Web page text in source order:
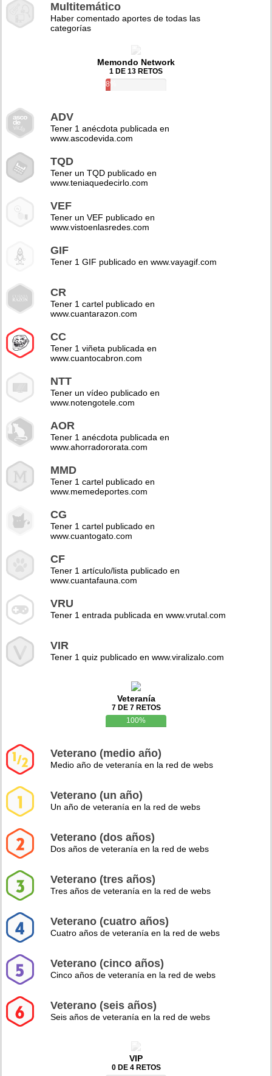
Multitemático
Haber comentado aportes de todas las
categorías
Memondo Network
1 DE 13 RETOS
8%
ADV
Tener 1 anécdota publicada en
www.ascodevida.com
TQD
Tener un TQD publicado en
www.teniaquedecirlo.com
VEF
Tener un VEF publicado en
www.vistoenlasredes.com
GIF
Tener 1 GIF publicado en www.vayagif.com
CR
Tener 1 cartel publicado en
www.cuantarazon.com
CC
Tener 1 viñeta publicada en
www.cuantocabron.com
NTT
Tener un vídeo publicado en
www.notengotele.com
AOR
Tener 1 anécdota publicada en
www.ahorradororata.com
MMD
Tener 1 cartel publicado en
www.memedeportes.com
CG
Tener 1 cartel publicado en
www.cuantogato.com
CF
Tener 1 artículo/lista publicado en
www.cuantafauna.com
VRU
Tener 1 entrada publicada en www.vrutal.com
VIR
Tener 1 quiz publicado en www.viralizalo.com
Veteranía
7 DE 7 RETOS
100%
Veterano (medio año)
Medio año de veteranía en la red de webs
Veterano (un año)
Un año de veteranía en la red de webs
Veterano (dos años)
Dos años de veteranía en la red de webs
Veterano (tres años)
Tres años de veteranía en la red de webs
Veterano (cuatro años)
Cuatro años de veteranía en la red de webs
Veterano (cinco años)
Cinco años de veteranía en la red de webs
Veterano (seis años)
Seis años de veteranía en la red de webs
VIP
0 DE 4 RETOS